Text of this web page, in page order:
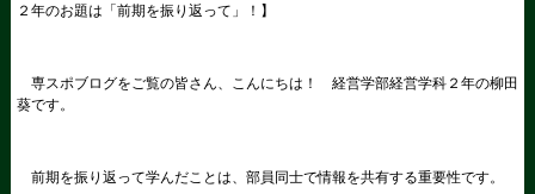
２年のお題は「前期を振り返って」！】
専スポブログをご覧の皆さん、こんにちは！ 経営学部経営学科２年の柳田
葵です。
前期を振り返って学んだことは、部員同士で情報を共有する重要性です。